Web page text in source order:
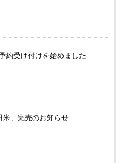
約受け付けを始めました
米、完売のお知らせ